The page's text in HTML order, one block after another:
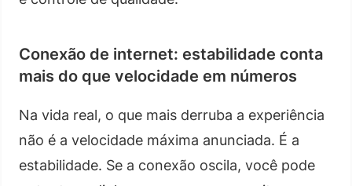
Conexão de internet: estabilidade conta
mais do que velocidade em números
Na vida real, o que mais derruba a experiência
não é a velocidade máxima anunciada. É a
estabilidade. Se a conexão oscila, você pode